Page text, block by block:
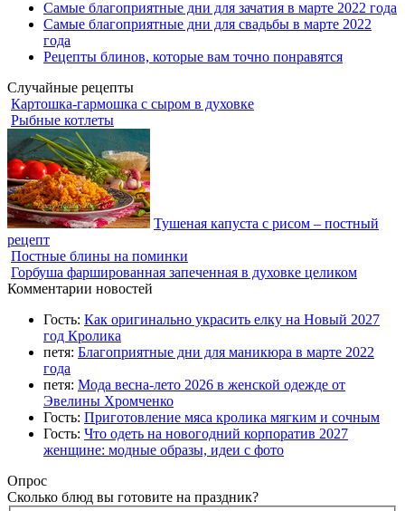
Самые благоприятные дни для зачатия в марте 2022 года
Самые благоприятные дни для свадьбы в марте 2022
года
Рецепты блинов, которые вам точно понравятся
Случайные рецепты
Картошка-гармошка с сыром в духовке
Рыбные котлеты
Тушеная капуста с рисом – постный
рецепт
Постные блины на поминки
Горбуша фаршированная запеченная в духовке целиком
Комментарии новостей
Гость: Как оригинально украсить елку на Новый 2027
год Кролика
петя: Благоприятные дни для маникюра в марте 2022
года
петя: Мода весна-лето 2026 в женской одежде от
Эвелины Хромченко
Гость: Приготовление мяса кролика мягким и сочным
Гость: Что одеть на новогодний корпоратив 2027
женщине: модные образы, идеи с фото
Опрос
Сколько блюд вы готовите на праздник?